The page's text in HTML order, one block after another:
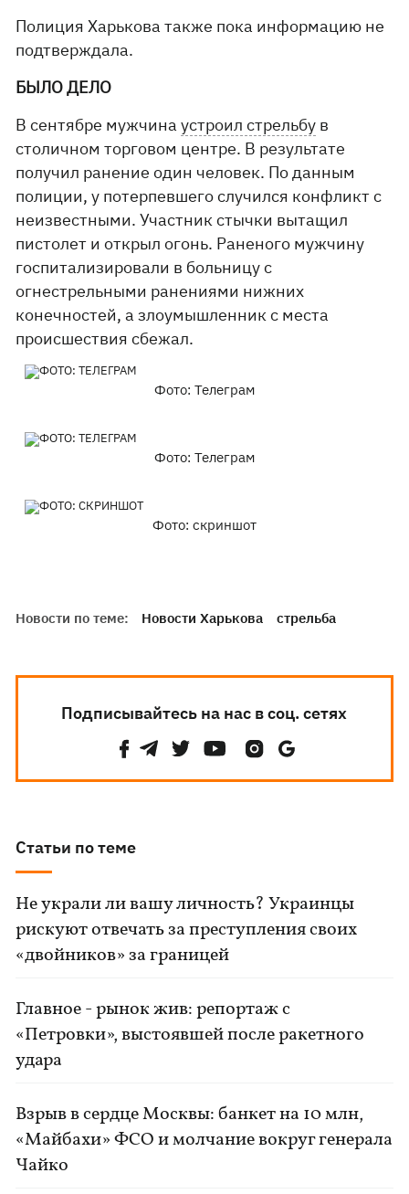
Полиция Харькова также пока информацию не
подтверждала.
БЫЛО ДЕЛО
В сентябре мужчинаустроил стрельбу в
столичном торговом центре. В результате
получил ранение один человек. По данным
полиции, у потерпевшего случился конфликт с
неизвестными. Участник стычки вытащил
пистолет и открыл огонь. Раненого мужчину
госпитализировали в больницу с
огнестрельными ранениями нижних
конечностей, а злоумышленник с места
происшествия сбежал.
Фото: Телеграм
Фото: Телеграм
Фото: скриншот
Новости по теме: Новости Харькова стрельба
Подписывайтесь на нас в соц. сетях
Статьи по теме
Не украли ли вашу личность? Украинцы
рискуют отвечать за преступления своих
«двойников» за границей
Главное - рынок жив: репортаж с
«Петровки», выстоявшей после ракетного
удара
Взрыв в сердце Москвы: банкет на 10 млн,
«Майбахи» ФСО и молчание вокруг генерала
Чайко